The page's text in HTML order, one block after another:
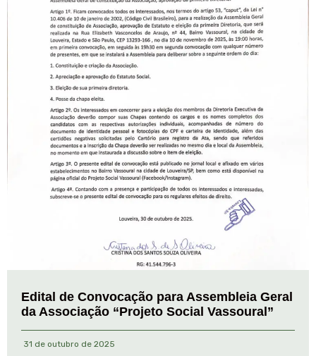
Edital de Convocação para Assembleia Geral
da Associação “Projeto Social Vassoural”
31 de outubro de 2025